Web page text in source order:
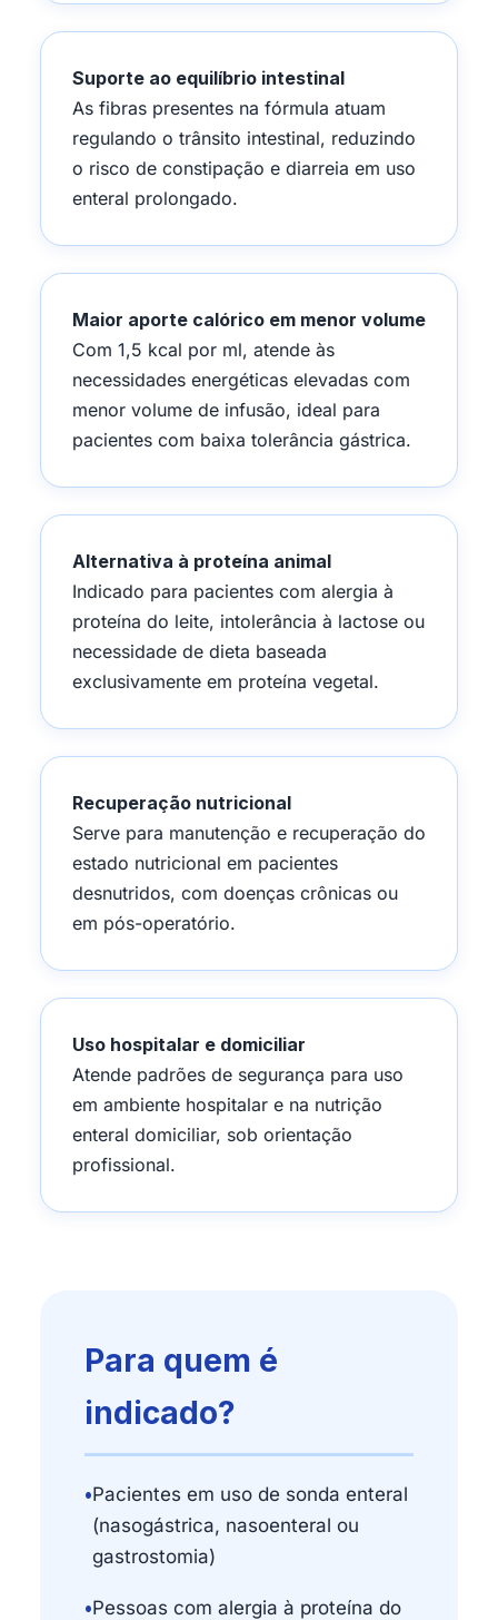
Suporte ao equilíbrio intestinal
As fibras presentes na fórmula atuam
regulando o trânsito intestinal, reduzindo
o risco de constipação e diarreia em uso
enteral prolongado.
Maior aporte calórico em menor volume
Com 1,5 kcal por ml, atende às
necessidades energéticas elevadas com
menor volume de infusão, ideal para
pacientes com baixa tolerância gástrica.
Alternativa à proteína animal
Indicado para pacientes com alergia à
proteína do leite, intolerância à lactose ou
necessidade de dieta baseada
exclusivamente em proteína vegetal.
Recuperação nutricional
Serve para manutenção e recuperação do
estado nutricional em pacientes
desnutridos, com doenças crônicas ou
em pós-operatório.
Uso hospitalar e domiciliar
Atende padrões de segurança para uso
em ambiente hospitalar e na nutrição
enteral domiciliar, sob orientação
profissional.
Para quem é
indicado?
•Pacientes em uso de sonda enteral
(nasogástrica, nasoenteral ou
gastrostomia)
•Pessoas com alergia à proteína do